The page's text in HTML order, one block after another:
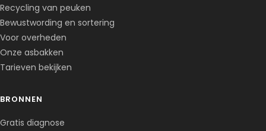
Recycling van peuken
Bewustwording en sortering
Voor overheden
Onze asbakken
Tarieven bekijken
BRONNEN
Gratis diagnoseClone du co-fondateur · En ligne